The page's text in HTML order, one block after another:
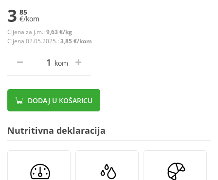
3 85
€/kom
Cijena za j.m.: 9,63 €/kg
Cijena 02.05.2025.: 3,85 €/kom
kom
DODAJ U KOŠARICU
Nutritivna deklaracija